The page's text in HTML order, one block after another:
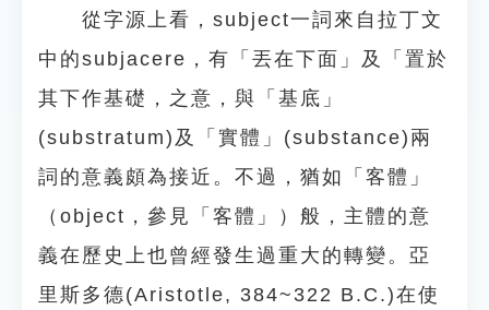
從字源上看，subject一詞來自拉丁文
中的subjacere，有「丟在下面」及「置於
其下作基礎，之意，與「基底」
(substratum)及「實體」(substance)兩
詞的意義頗為接近。不過，猶如「客體」
（object，參見「客體」）般，主體的意
義在歷史上也曾經發生過重大的轉變。亞
里斯多德(Aristotle, 384~322 B.C.)在使